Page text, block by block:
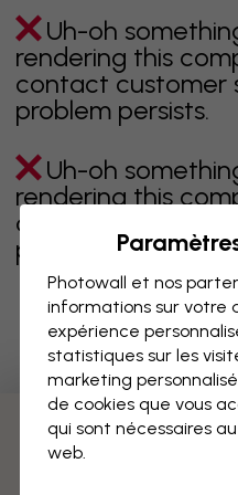
Uh-oh
rendering this
contact customer
problem persists.
Uh-oh
rendering this
contact customer
problem persists.
Page 1
Découvrez plus
Photowall et nos
informations sur votre
expérience
statistiques sur les
marketing
de cookies que vous
qui sont nécessaires
web.